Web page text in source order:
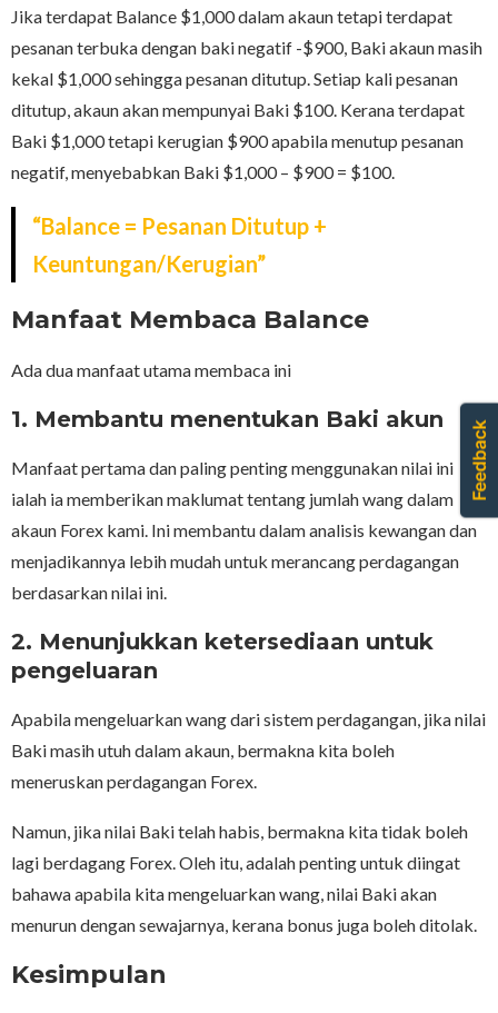
Jika terdapat Balance $1,000 dalam akaun tetapi terdapat
pesanan terbuka dengan baki negatif -$900, Baki akaun masih
kekal $1,000 sehingga pesanan ditutup. Setiap kali pesanan
ditutup, akaun akan mempunyai Baki $100. Kerana terdapat
Baki $1,000 tetapi kerugian $900 apabila menutup pesanan
negatif, menyebabkan Baki $1,000 – $900 = $100.
“Balance = Pesanan Ditutup +
Keuntungan/Kerugian”
Manfaat Membaca Balance
Ada dua manfaat utama membaca ini
1. Membantu menentukan Baki akun
Manfaat pertama dan paling penting menggunakan nilai ini
ialah ia memberikan maklumat tentang jumlah wang dalam
akaun Forex kami. Ini membantu dalam analisis kewangan dan
menjadikannya lebih mudah untuk merancang perdagangan
berdasarkan nilai ini.
2. Menunjukkan ketersediaan untuk
pengeluaran
Apabila mengeluarkan wang dari sistem perdagangan, jika nilai
Baki masih utuh dalam akaun, bermakna kita boleh
meneruskan perdagangan Forex.
Namun, jika nilai Baki telah habis, bermakna kita tidak boleh
lagi berdagang Forex. Oleh itu, adalah penting untuk diingat
bahawa apabila kita mengeluarkan wang, nilai Baki akan
menurun dengan sewajarnya, kerana bonus juga boleh ditolak.
Kesimpulan